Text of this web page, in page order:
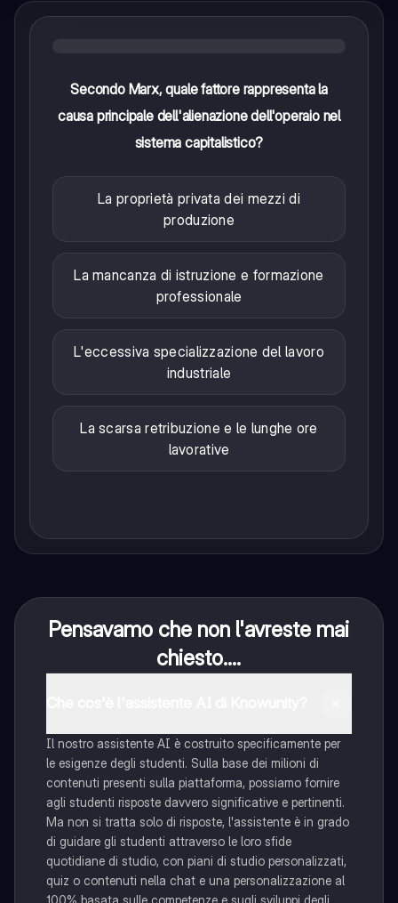
Secondo Marx, quale fattore rappresenta la
causa principale dell'alienazione dell'operaio nel
sistema capitalistico?
La proprietà privata dei mezzi di
produzione
La mancanza di istruzione e formazione
professionale
L'eccessiva specializzazione del lavoro
industriale
La scarsa retribuzione e le lunghe ore
lavorative
Pensavamo che non l'avreste mai
chiesto....
Il nostro assistente AI è costruito specificamente per
le esigenze degli studenti. Sulla base dei milioni di
contenuti presenti sulla piattaforma, possiamo fornire
agli studenti risposte davvero significative e pertinenti.
Ma non si tratta solo di risposte, l'assistente è in grado
di guidare gli studenti attraverso le loro sfide
quotidiane di studio, con piani di studio personalizzati,
quiz o contenuti nella chat e una personalizzazione al
100% basata sulle competenze e sugli sviluppi degli